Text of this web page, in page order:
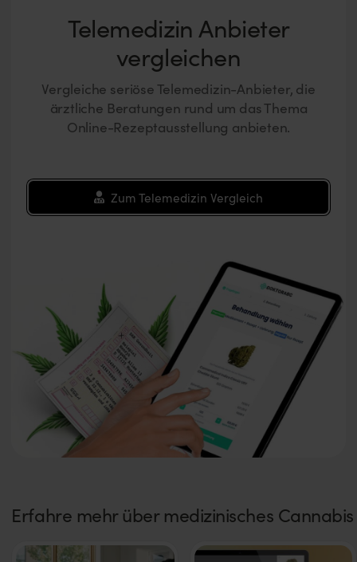
Telemedizin Anbieter
vergleichen
Vergleiche seriöse Telemedizin-Anbieter, die
ärztliche Beratungen rund um das Thema
Online-Rezeptausstellung anbieten.
Zum Telemedizin Vergleich
Erfahre mehr über medizinisches Cannabis